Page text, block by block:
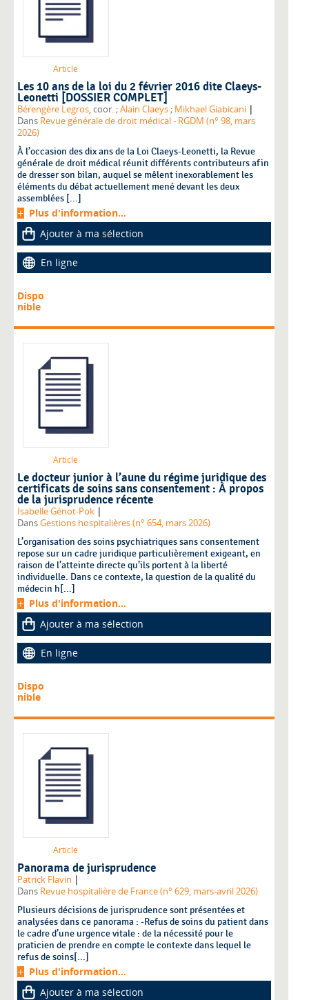
Article
Les 10 ans de la loi du 2 février 2016 dite Claeys-
Leonetti [DOSSIER COMPLET]
Bérengère Legros , coor. ;Alain Claeys ; Mikhael Giabicani |
Dans Revue générale de droit médical - RGDM (n° 98, mars
2026)
À l’occasion des dix ans de la Loi Claeys-Leonetti, la Revue
générale de droit médical réunit différents contributeurs afin
de dresser son bilan, auquel se mêlent inexorablement les
éléments du débat actuellement mené devant les deux
assemblées [...]
Plus d'information...
Ajouter à ma sélection
En ligne
Dispo
nible
Article
Le docteur junior à l’aune du régime juridique des
certificats de soins sans consentement : À propos
de la jurisprudence récente
Isabelle Génot-Pok |
DansGestions hospitalières (n° 654, mars 2026)
L’organisation des soins psychiatriques sans consentement
repose sur un cadre juridique particulièrement exigeant, en
raison de l’atteinte directe qu’ils portent à la liberté
individuelle. Dans ce contexte, la question de la qualité du
médecin h[...]
Plus d'information...
Ajouter à ma sélection
En ligne
Dispo
nible
Article
Panorama de jurisprudence
Patrick Flavin |
Dans Revue hospitalière de France (n° 629, mars-avril 2026)
Plusieurs décisions de jurisprudence sont présentées et
analysées dans ce panorama : -Refus de soins du patient dans
le cadre d’une urgence vitale : de la nécessité pour le
praticien de prendre en compte le contexte dans lequel le
refus de soins[...]
Plus d'information...
Ajouter à ma sélection